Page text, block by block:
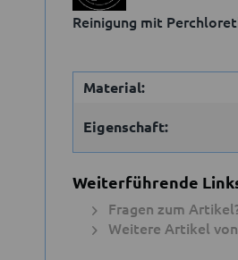
Reinigung mit
Material:
Eigenschaft:
Weiterführende
Fragen zum
Weitere Artikel